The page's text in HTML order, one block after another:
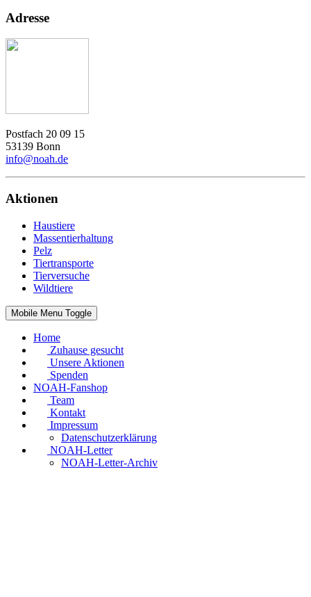
Adresse
Postfach 20 09 15
53139 Bonn
info@noah.de
Aktionen
Haustiere
Massentierhaltung
Pelz
Tiertransporte
Tierversuche
Wildtiere
Mobile Menu Toggle
Home
Zuhause gesucht
Unsere Aktionen
Spenden
NOAH-Fanshop
Team
Kontakt
Impressum
Datenschutzerklärung
NOAH-Letter
NOAH-Letter-Archiv